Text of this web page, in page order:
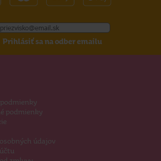
Prihlásiť sa na odber emailu
podmienky
údajov